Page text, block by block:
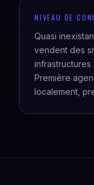
NIVEAU DE
Quasi
vendent des
infrastructures
Première
localement,